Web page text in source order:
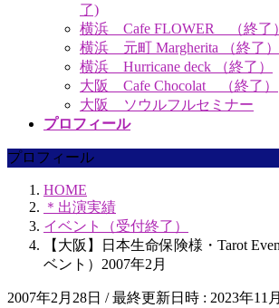
了)
横浜 Cafe FLOWER （終了）
横浜 元町 Margherita （終了）
横浜 Hurricane deck （終了）
大阪 Cafe Chocolat （終了）
大阪 ソウルフルセミナー
プロフィール
プロフィール
HOME
＊出演実績
イベント（受付終了）
【大阪】日本生命保険様・Tarot
ベント）2007年2月
2007年2月28日 / 最終更新日時 : 2023年11